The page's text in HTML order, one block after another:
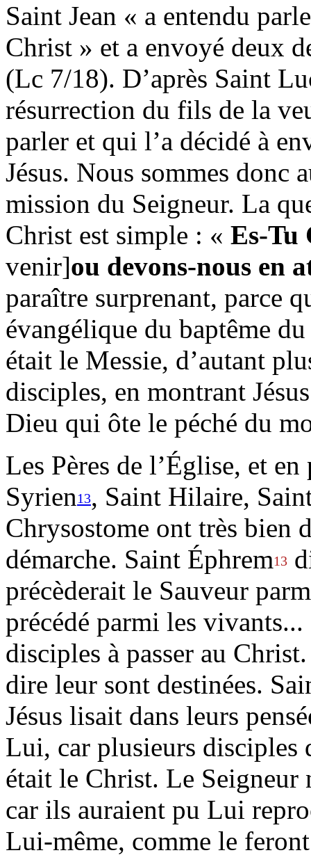
Saint Jean « a entendu
Christ » et a envoyé deux
(Lc 7/18). D’après Saint
résurrection du fils de la
parler et qui l’a décidé à
Jésus. Nous sommes donc
mission du Seigneur. La
Christ est simple : « Es-Tu
venir]ou devons-nous en
paraître surprenant, parce
évangélique du baptême
était le Messie, d’autant
disciples, en montrant
Dieu qui ôte le péché du
Les Pères de l’Église, et
Syrien13, Saint Hilaire,
Chrysostome ont très bien
démarche. Saint Éphrem13
précèderait le Sauveur
précédé parmi les
disciples à passer au
dire leur sont destinées.
Jésus lisait dans leurs
Lui, car plusieurs disciples
était le Christ. Le Seigneur
car ils auraient pu Lui
Lui-même, comme le